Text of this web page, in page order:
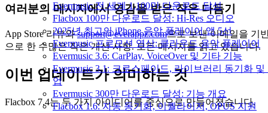
Evermusic 전 세계 1,100만 다운로드 달성
Flacbox 100만 다운로드 달성: Hi-Res 오디오
2025년 최고의 iPhone 음악 플레이어 앱 5선
Evermusic 프로모션 영상: 클라우드 음악 플레이어
Evermusic 3.6: CarPlay, VoiceOver 및 기타 기능
Evermusic 3.1: 크로스페이드, 라이브러리 동기화 및
업
Evermusic 300만 다운로드 달성: 기능 개요
Flacbox 1.6: 자동 동기화, 이퀄라이저, OPUS 지원
여러분의 메시지에서 영감을 받은 작은 다듬기
App Store 리뷰와support@everappz.com으로 보낸 이메일을 기
으로 한 수많은 작은 개선 사항. 모든 메시지를 읽고 있습니다.
이번 업데이트가 의미하는 것
Flacbox 7.4는 두 가지 아이디어를 중심으로 만들어졌습니다.